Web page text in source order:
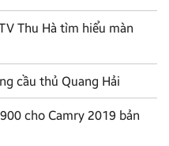
Thu Hà tìm hiểu màn
cầu thủ Quang Hải
cho Camry 2019 bản